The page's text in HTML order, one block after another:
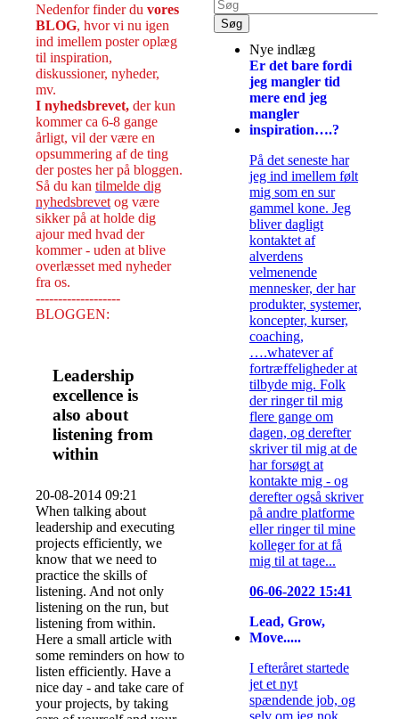
Nedenfor finder du vores
BLOG, hvor vi nu igen
ind imellem poster oplæg
til inspiration,
diskussioner, nyheder,
mv.
I nyhedsbrevet, der kun
kommer ca 6-8 gange
årligt, vil der være en
opsummering af de ting
der postes her på bloggen.
Så du kan tilmelde dig
nyhedsbrevet og være
sikker på at holde dig
ajour med hvad der
kommer - uden at blive
overlæsset med nyheder
fra os.
-------------------
BLOGGEN:
Leadership
excellence is
also about
listening from
within
20-08-2014 09:21
When talking about
leadership and executing
projects efficiently, we
know that we need to
practice the skills of
listening. And not only
listening on the run, but
listening from within.
Here a small article with
some reminders on how to
listen efficiently. Have a
nice day - and take care of
your projects, by taking
Nye indlæg
Er det bare fordi
jeg mangler tid
mere end jeg
mangler
inspiration….?
På det seneste har
jeg ind imellem følt
mig som en sur
gammel kone. Jeg
bliver dagligt
kontaktet af
alverdens
velmenende
mennesker, der har
produkter, systemer,
koncepter, kurser,
coaching,
….whatever af
fortræffeligheder at
tilbyde mig. Folk
der ringer til mig
flere gange om
dagen, og derefter
skriver til mig at de
har forsøgt at
kontakte mig - og
derefter også skriver
på andre platforme
eller ringer til mine
kolleger for at få
mig til at tage...
06-06-2022 15:41
Lead, Grow,
Move.....
I efteråret startede
jet et nyt
spændende job, og